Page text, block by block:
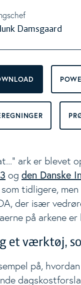
Level
Level
Damsgaard
ark er blevet
og den Danske
tidligere,
der især
på arkene
et værktøj,
på,